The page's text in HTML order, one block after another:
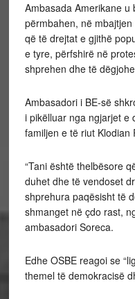
Ambasada Amerikane
përmbahen, në
që të drejtat e gjithë
e tyre, përfshirë në
shprehen dhe të
Ambasadori i BE-së
i pikëlluar nga ngjarjet e
familjen e të​ riut Klodian
“Tani është thelbësore
duhet dhe të vendoset
shprehura paqësisht të
shmanget në çdo rast,
ambasadori Soreca.
Edhe OSBE reagoi se
themel të demokracisë